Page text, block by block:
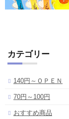
カテゴリー
140円～ＯＰＥＮ
70円～100円
おすすめ商品